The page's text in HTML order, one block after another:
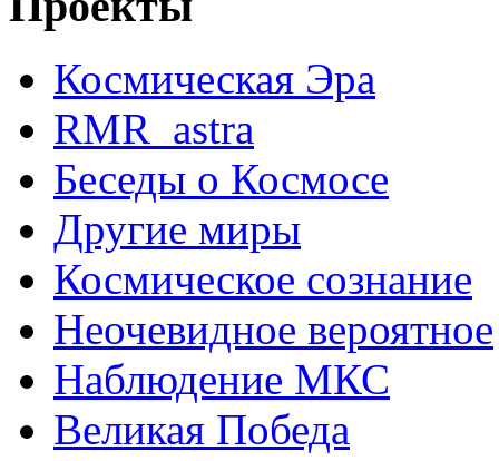
Космическая Эра
RMR_astra
Беседы о Космосе
Другие миры
Космическое сознание
Неочевидное вероятное
Наблюдение МКС
Великая Победа